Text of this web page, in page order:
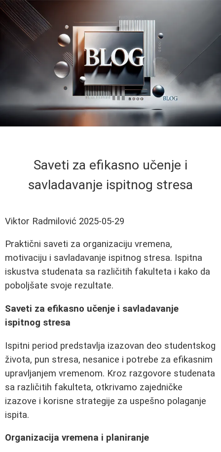
Saveti za efikasno učenje i
savladavanje ispitnog stresa
Viktor Radmilović 2025-05-29
Praktični saveti za organizaciju vremena,
motivaciju i savladavanje ispitnog stresa. Ispitna
iskustva studenata sa različitih fakulteta i kako da
poboljšate svoje rezultate.
Saveti za efikasno učenje i savladavanje
ispitnog stresa
Ispitni period predstavlja izazovan deo studentskog
života, pun stresa, nesanice i potrebe za efikasnim
upravljanjem vremenom. Kroz razgovore studenata
sa različitih fakulteta, otkrivamo zajedničke
izazove i korisne strategije za uspešno polaganje
ispita.
Organizacija vremena i planiranje